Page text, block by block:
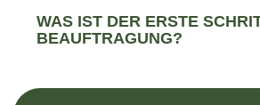
WAS IST DER ERSTE
BEAUFTRAGUNG?